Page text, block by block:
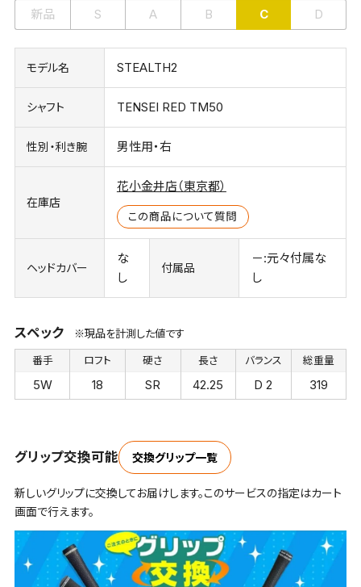
新品 S A B C D
モデル名 STEALTH2
シャフト TENSEI RED TM50
性別・利き腕 男性用・右
在庫店
花小金井店（東京都）
この商品について質問
ヘッドカバー
な
し
付属品
－:元々付属な
し
スペック ※現品を計測した値です
番手
5W
ロフト
18
硬さ
SR
長さ
42.25
バランス
D 2
総重量
319
グリップ交換可能 交換グリップ一覧
新しいグリップに交換してお届けします。このサービスの指定はカート
画面で行えます。